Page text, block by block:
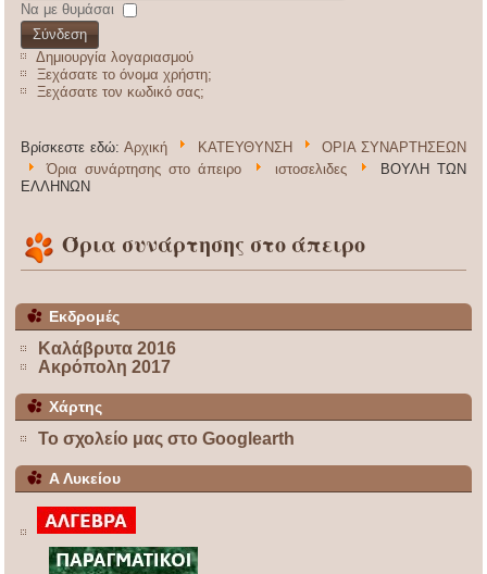
Να με θυμάσαι
Σύνδεση
Δημιουργία λογαριασμού
Ξεχάσατε το όνομα χρήστη;
Ξεχάσατε τον κωδικό σας;
Βρίσκεστε εδώ:Αρχική ΚΑΤΕΥΘΥΝΣΗ
ΟΡΙΑ ΣΥΝΑΡΤΗΣΕΩΝ
Όρια συνάρτησης στο άπειρο
ιστοσελιδες
ΒΟΥΛΗ ΤΩΝ
ΕΛΛΗΝΩΝ
Όρια συνάρτησης στο άπειρο
Εκδρομές
Καλάβρυτα 2016
Ακρόπολη 2017
Χάρτης
Το σχολείο μας στο Googlearth
Α Λυκείου